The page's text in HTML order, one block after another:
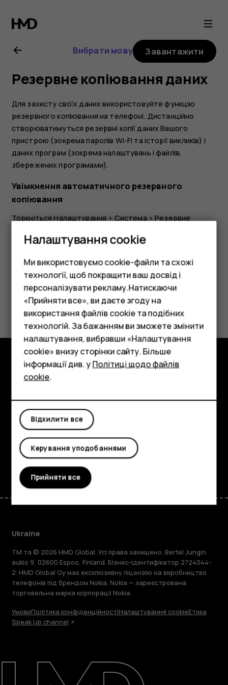
Посібник
користувача
Nokia
2.1
Смартфони
Фічерфони
Аксесуари
Планшети
Детальніше
Вибрати мову Завантажити
Резервне копіювання даних
Для захисту своїх даних використовуйте функцію
резервного копіювання на телефоні. Дистанційно
створюватимуться резервні копії даних Вашого
пристрою (зокрема паролів Wi-Fi та історії викликів) і
даних програм (зокрема налаштувань і файлів,
збережених програмами).
Увімкнення автоматичного резервного
копіювання
ТоркнітьсяНалаштування > Система>Резервне
Це було для вас корисним?
Так Ні
Огляд
Planet and people
Підтримка
FacebookInstagram
TiktokYoutubeLinkedin
Ukraine
TM та © 2026 HMD Global. Усі права захищено. Bertel Jungin
aukio 9, 02600 Espoo, Finland. Бізнес-ідентифікатор 2724044-
2. HMD Global Oy має ексклюзивну ліцензію на виробництво
телефонів під брендом Nokia. Nokia — зареєстрована
торговельна марка корпорації Nokia.
УмовиПолітика конфіденційностіНалаштування cookieЕтика
Speak Up channel
Налаштування cookie
Ми використовуємо cookie-файли та схожі
технології, щоб покращити ваш досвід і
персоналізувати рекламу.Натискаючи
«Прийняти все», ви даєте згоду на
використання файлів cookie та подібних
технологій. За бажанням ви зможете змінити
налаштування, вибравши «Налаштування
cookie» внизу сторінки сайту. Більше
інформації див. уПолітиці щодо файлів
cookie.
Відхилити все
Керування уподобаннями
Прийняти все